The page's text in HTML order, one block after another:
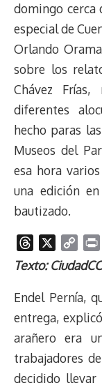
domingo cerca
especial de
Orlando
sobre los
Chávez
diferentes
hecho paras
Museos del
esa hora
una edición
bautizado.
h
e
d
s
o
y
i
n
k
t
Texto:
Endel Pernía,
entrega,
arañero era
trabajadores
decidido